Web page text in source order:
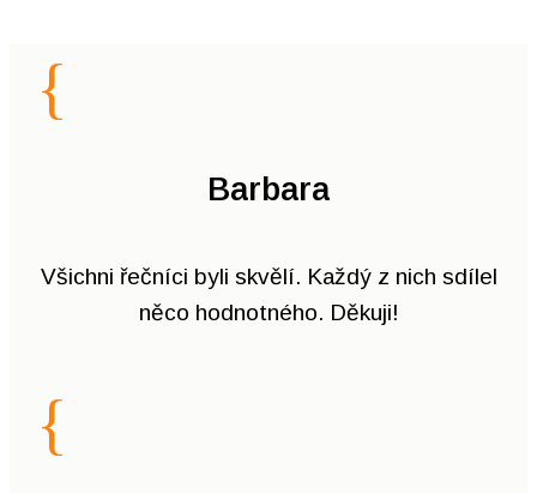
{
Barbara
Všichni řečníci byli skvělí. Každý z nich sdílel
něco hodnotného. Děkuji!
{